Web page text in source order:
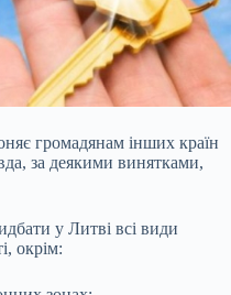
громадянам інших країн
за деякими винятками,
у Литві всі види
окрім: